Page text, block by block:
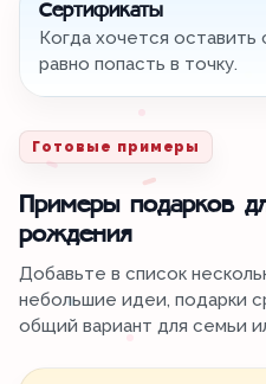
Сертификаты
Когда хочется
равно попасть в точку.
Готовые примеры
Примеры подарков
рождения
Добавьте в список
небольшие идеи, подарки
общий вариант для семьи